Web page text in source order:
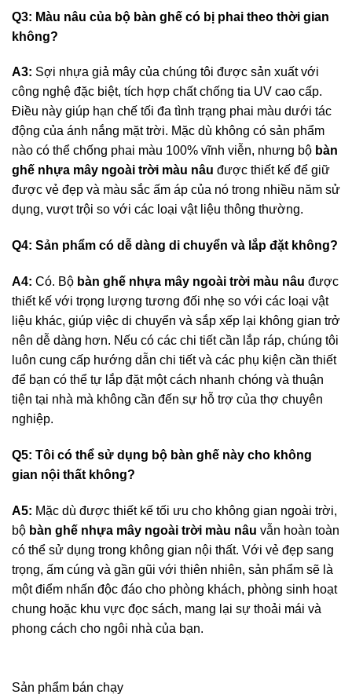
Q3: Màu nâu của bộ bàn ghế có bị phai theo thời gian
không?
A3: Sợi nhựa giả mây của chúng tôi được sản xuất với
công nghệ đặc biệt, tích hợp chất chống tia UV cao cấp.
Điều này giúp hạn chế tối đa tình trạng phai màu dưới tác
động của ánh nắng mặt trời. Mặc dù không có sản phẩm
nào có thể chống phai màu 100% vĩnh viễn, nhưng bộ bàn
ghế nhựa mây ngoài trời màu nâu được thiết kế để giữ
được vẻ đẹp và màu sắc ấm áp của nó trong nhiều năm sử
dụng, vượt trội so với các loại vật liệu thông thường.
Q4: Sản phẩm có dễ dàng di chuyển và lắp đặt không?
A4: Có. Bộ bàn ghế nhựa mây ngoài trời màu nâu được
thiết kế với trọng lượng tương đối nhẹ so với các loại vật
liệu khác, giúp việc di chuyển và sắp xếp lại không gian trở
nên dễ dàng hơn. Nếu có các chi tiết cần lắp ráp, chúng tôi
luôn cung cấp hướng dẫn chi tiết và các phụ kiện cần thiết
để bạn có thể tự lắp đặt một cách nhanh chóng và thuận
tiện tại nhà mà không cần đến sự hỗ trợ của thợ chuyên
nghiệp.
Q5: Tôi có thể sử dụng bộ bàn ghế này cho không
gian nội thất không?
A5: Mặc dù được thiết kế tối ưu cho không gian ngoài trời,
bộ bàn ghế nhựa mây ngoài trời màu nâu vẫn hoàn toàn
có thể sử dụng trong không gian nội thất. Với vẻ đẹp sang
trọng, ấm cúng và gần gũi với thiên nhiên, sản phẩm sẽ là
một điểm nhấn độc đáo cho phòng khách, phòng sinh hoạt
chung hoặc khu vực đọc sách, mang lại sự thoải mái và
phong cách cho ngôi nhà của bạn.
Sản phẩm bán chạy